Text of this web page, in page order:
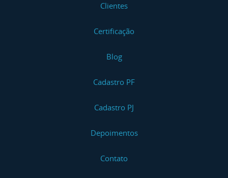
Clientes
Certificação
Blog
Cadastro PF
Cadastro PJ
Depoimentos
Contato